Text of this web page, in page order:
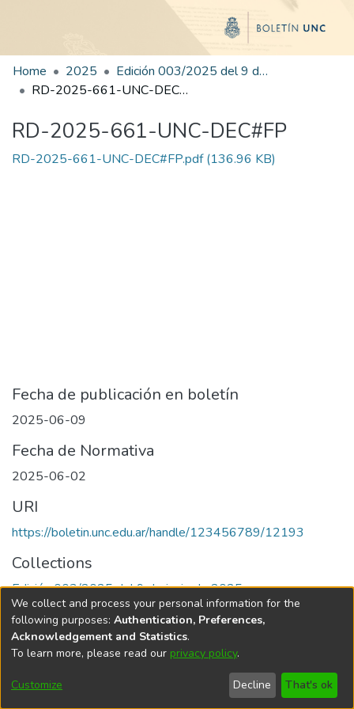
Home 2025
Edición 003/2025 del 9 de junio de 2025
RD-2025-661-UNC-DEC#FP
RD-2025-661-UNC-DEC#FP
RD-2025-661-UNC-DEC#FP.pdf(136.96 KB)
Fecha de publicación en boletín
2025-06-09
Fecha de Normativa
2025-06-02
URI
https://boletin.unc.edu.ar/handle/123456789/12193
Collections
Edición 003/2025 del 9 de junio de 2025
Universidad Nacional de Córdoba
We collect and process your personal information for the
following purposes: Authentication, Preferences,
Acknowledgement and Statistics.
To learn more, please read our privacy policy.
Customize Decline That's ok